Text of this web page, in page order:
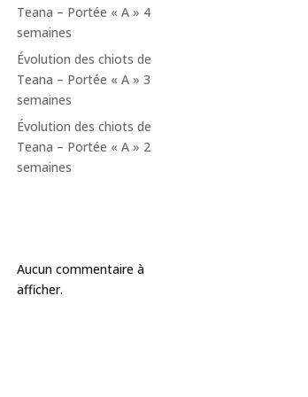
Teana – Portée « A » 4
semaines
Évolution des chiots de
Teana – Portée « A » 3
semaines
Évolution des chiots de
Teana – Portée « A » 2
semaines
Aucun commentaire à
afficher.